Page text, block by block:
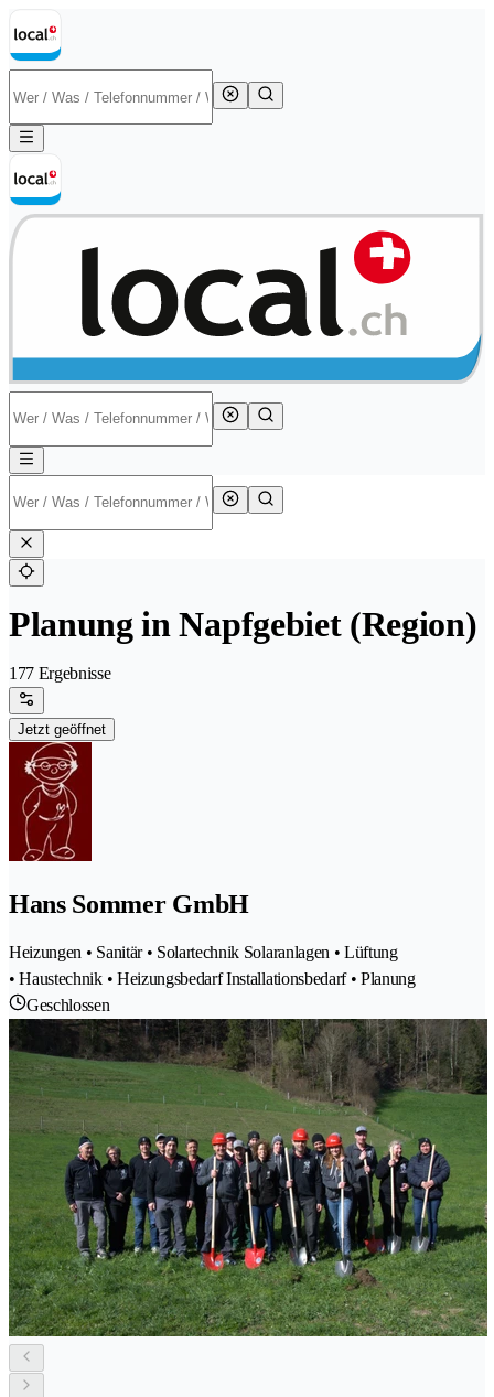
Planung in Napfgebiet (Region)
177 Ergebnisse
Jetzt geöffnet
Hans Sommer GmbH
Heizungen • Sanitär • Solartechnik Solaranlagen • Lüftung
• Haustechnik • Heizungsbedarf Installationsbedarf • Planung
Geschlossen